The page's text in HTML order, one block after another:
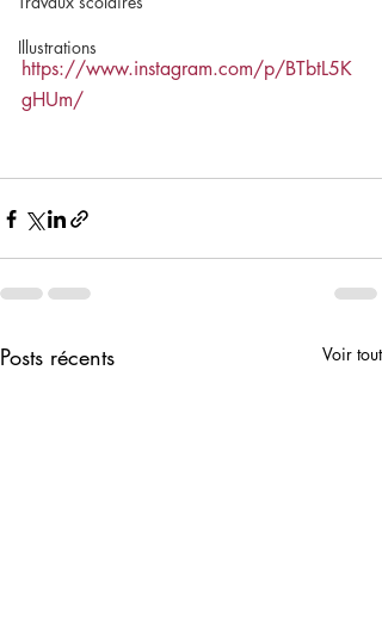
Illustrations
https://www.instagram.com/p/BTbtL5K
gHUm/
Posts récents Voir tout